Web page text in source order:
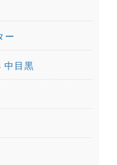
ー
中目黒